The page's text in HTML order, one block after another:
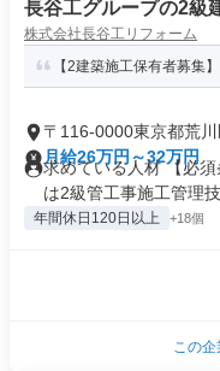
長谷工グループの2級
株式会社長谷工リフォーム
【2建築施工保有者募集
〒116-0000東京都荒
月給26万円～32万円
求めている人材 【必
は2級管工事施工管理技
年間休日120日以上 +18個
この